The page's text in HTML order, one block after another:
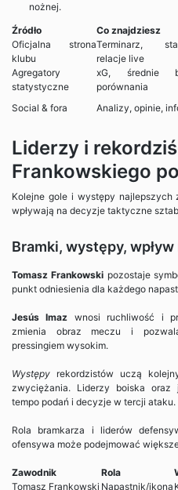
nożnej.
Źródło
Co znajdziesz
Oficjalna strona
klubu
Terminarz,
relacje live
Agregatory
statystyczne
xG, średnie
porównania
Social & fora Analizy, opinie,
Liderzy i
Frankowskiego
Kolejne gole i występy najlepszych
wpływają na decyzje taktyczne
Bramki, występy,
Tomasz Frankowski pozostaje
punkt odniesienia dla każdego
Jesús Imaz wnosi ruchliwość i
zmienia obraz meczu i
pressingiem wysokim.
Występy rekordzistów uczą
zwyciężania. Liderzy boiska oraz
tempo podań i decyzje w tercji ataku.
Rola bramkarza i liderów
ofensywa może podejmować
Zawodnik Rola
Tomasz Frankowski Napastnik/ikona